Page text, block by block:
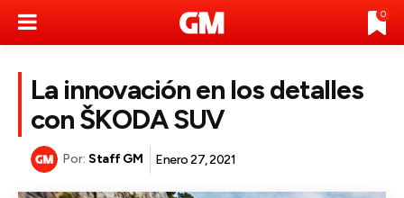
0
La innovación en los detalles
con ŠKODA SUV
Por: Staff GM Enero 27, 2021